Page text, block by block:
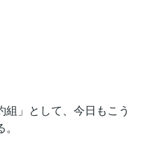
」として、今日もこう